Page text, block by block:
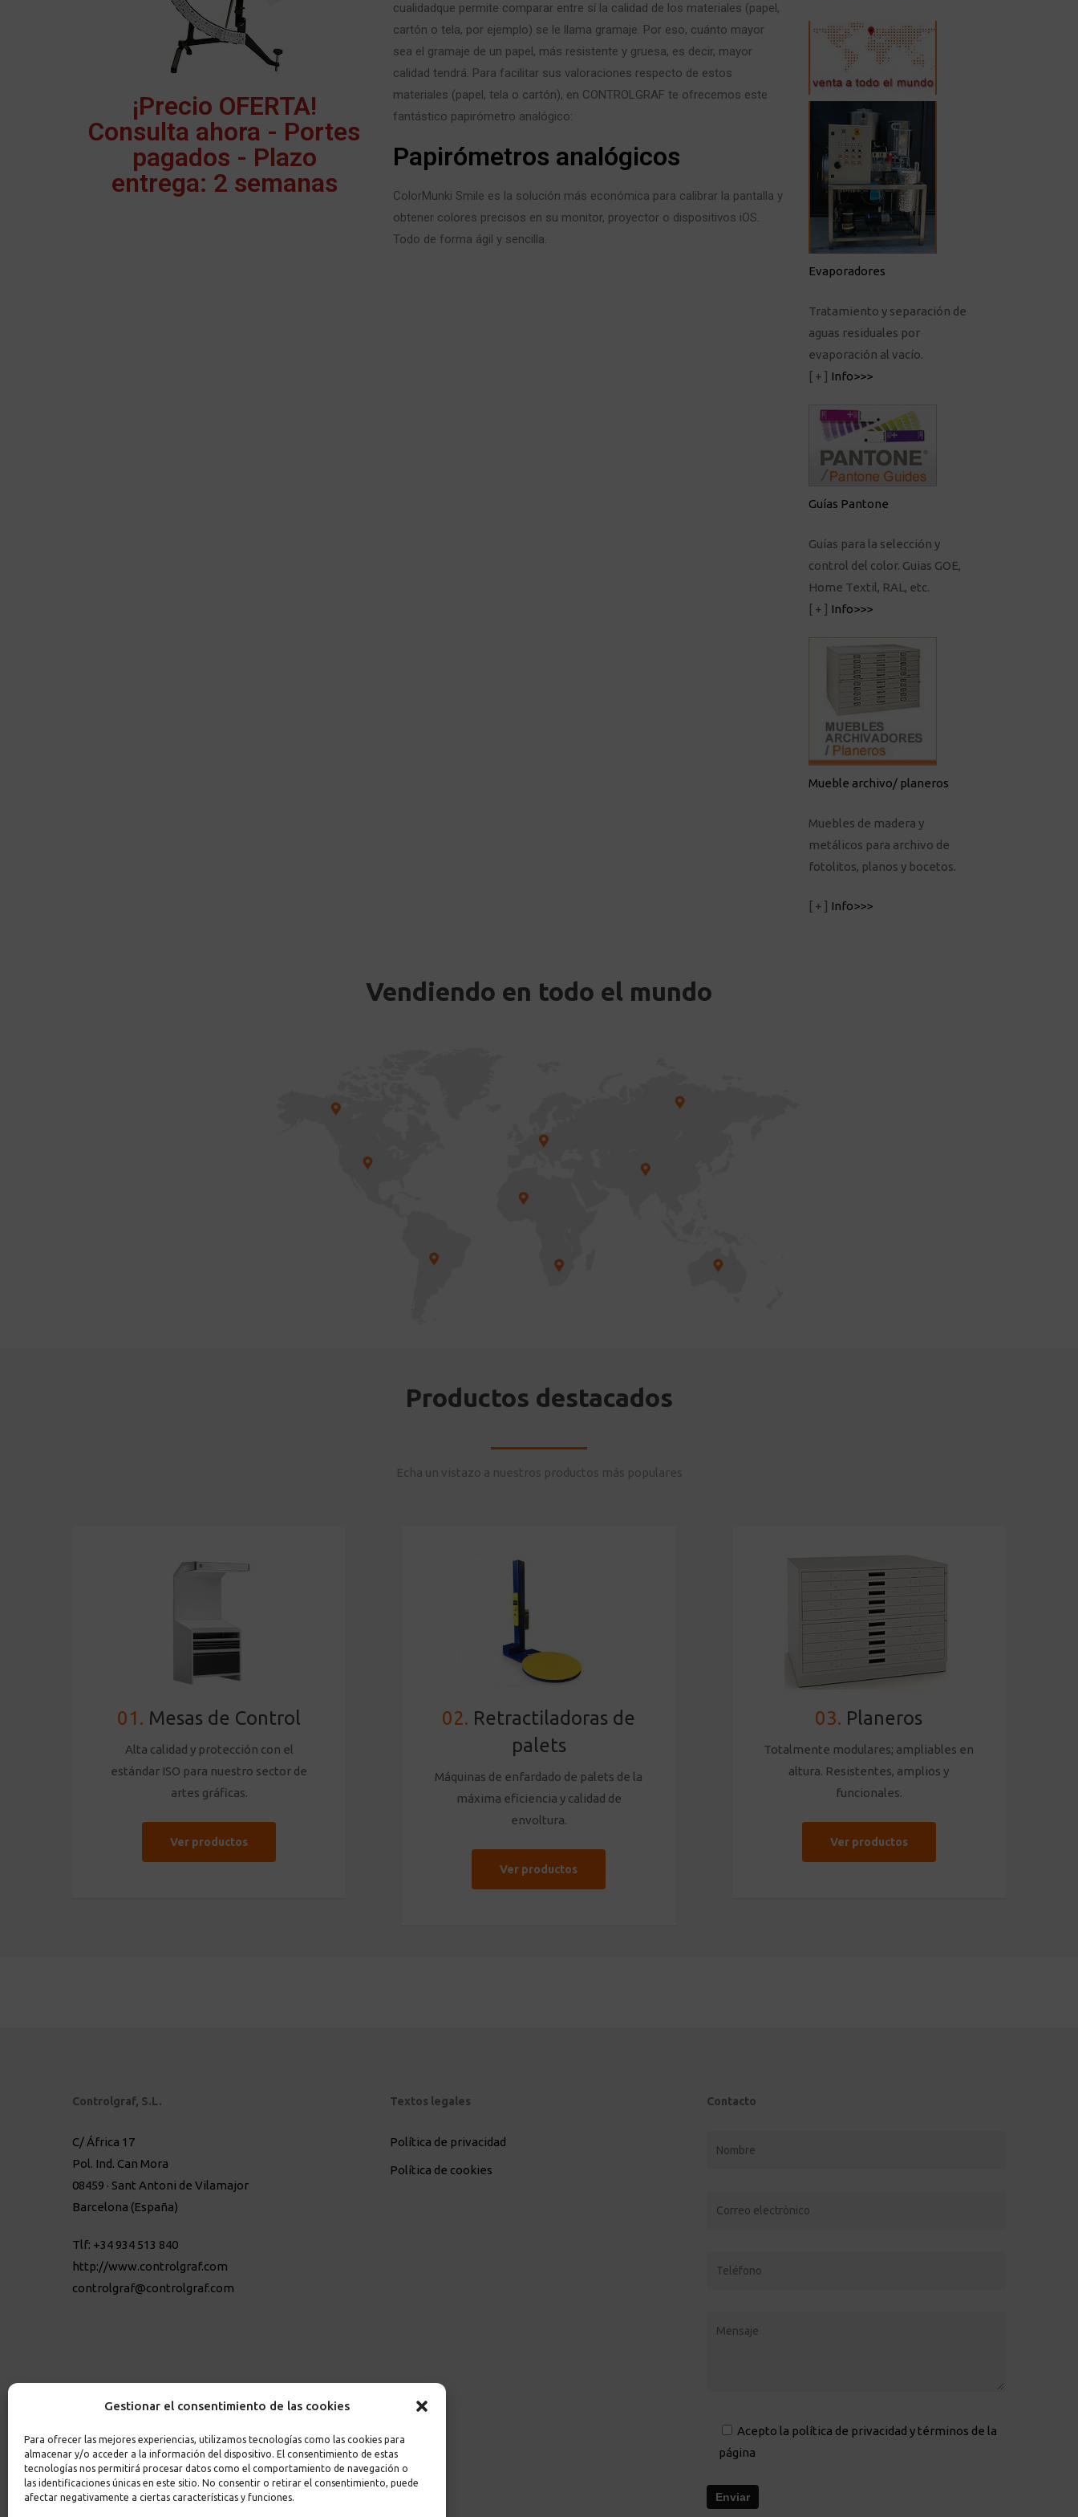
Gestionar el consentimiento de las cookies
Para ofrecer las mejores experiencias, utilizamos tecnologías como las cookies para
almacenar y/o acceder a la información del dispositivo. El consentimiento de estas
tecnologías nos permitirá procesar datos como el comportamiento de navegación o
las identificaciones únicas en este sitio. No consentir o retirar el consentimiento, puede
afectar negativamente a ciertas características y funciones.
¡Precio OFERTA!
Consulta ahora - Portes
pagados - Plazo
entrega: 2 semanas
cualidadque permite comparar entre sí la calidad de los materiales (papel,
cartón o tela, por ejemplo) se le llama gramaje. Por eso, cuánto mayor
sea el gramaje de un papel, más resistente y gruesa, es decir, mayor
calidad tendrá. Para facilitar sus valoraciones respecto de estos
materiales (papel, tela o cartón), en CONTROLGRAF te ofrecemos este
fantástico papirómetro analógico:
Papirómetros analógicos
ColorMunki Smile es la solución más económica para calibrar la pantalla y
obtener colores precisos en su monitor, proyector o dispositivos iOS.
Todo de forma ágil y sencilla.
Evaporadores
Tratamiento y separación de
aguas residuales por
evaporación al vacío.
[ + ] Info>>>
Guías Pantone
Guías para la selección y
control del color. Guias GOE,
Home Textil, RAL, etc.
[ + ] Info>>>
Mueble archivo/ planeros
Muebles de madera y
metálicos para archivo de
fotolitos, planos y bocetos.
[ + ] Info>>>
Vendiendo en todo el mundo
Productos destacados
Echa un vistazo a nuestros productos más populares
01. Mesas de Control
Alta calidad y protección con el
estándar ISO para nuestro sector de
artes gráficas.
Ver productos
02. Retractiladoras de
palets
Máquinas de enfardado de palets de la
máxima eficiencia y calidad de
envoltura.
Ver productos
03. Planeros
Totalmente modulares; ampliables en
altura. Resistentes, amplios y
funcionales.
Ver productos
Controlgraf, S.L.
C/ África 17
Pol. Ind. Can Mora
08459 · Sant Antoni de Vilamajor
Barcelona (España)
Tlf: +34 934 513 840
http://www.controlgraf.com
controlgraf@controlgraf.com
Textos legales
Política de privacidad
Política de cookies
Contacto
Acepto la política de privacidad y términos de la
página